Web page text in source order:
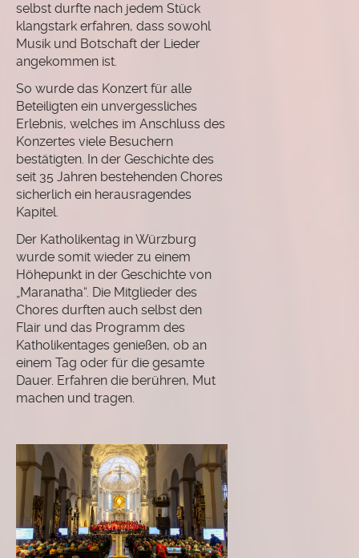
selbst durfte nach jedem Stück
klangstark erfahren, dass sowohl
Musik und Botschaft der Lieder
angekommen ist.
So wurde das Konzert für alle
Beteiligten ein unvergessliches
Erlebnis, welches im Anschluss des
Konzertes viele Besuchern
bestätigten. In der Geschichte des
seit 35 Jahren bestehenden Chores
sicherlich ein herausragendes
Kapitel.
Der Katholikentag in Würzburg
wurde somit wieder zu einem
Höhepunkt in der Geschichte von
„Maranatha“. Die Mitglieder des
Chores durften auch selbst den
Flair und das Programm des
Katholikentages genießen, ob an
einem Tag oder für die gesamte
Dauer. Erfahren die berühren, Mut
machen und tragen.